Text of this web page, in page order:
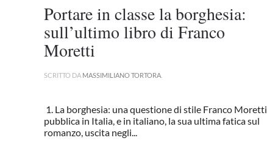
Portare in classe la borghesia:
sull’ultimo libro di Franco
Moretti
SCRITTO DA MASSIMILIANO TORTORA
1. La borghesia: una questione di stile Franco Moretti
pubblica in Italia, e in italiano, la sua ultima fatica sul
romanzo, uscita negli...